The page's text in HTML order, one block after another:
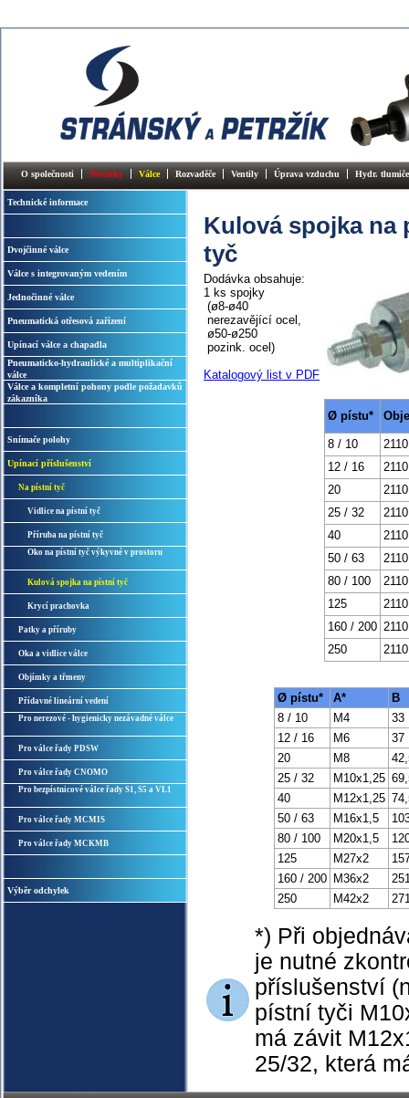
O společnosti Novinky Válce Rozvaděče Ventily Úprava vzduchu Hydr.
Technické informace
Dvojčinné válce
Válce s integrovaným vedením
Jednočinné válce
Pneumatická otřesová zařízení
Upínací válce a chapadla
Pneumaticko-hydraulické a multiplikační
válce
Válce a kompletní pohony podle požadavků
zákazníka
Snímače polohy
Upínací příslušenství
Na pístní tyč
Vidlice na pístní tyč
Příruba na pístní tyč
Oko na pístní tyč výkyvné v prostoru
Kulová spojka na pístní tyč
Krycí prachovka
Patky a příruby
Oka a vidlice válce
Objímky a třmeny
Přídavné lineární vedení
Pro nerezové - hygienicky nezávadné válce
Pro válce řady PDSW
Pro válce řady CNOMO
Pro bezpístnicové válce řady S1, S5 a VL1
Pro válce řady MCMIS
Pro válce řady MCKMB
Výběr odchylek
Kulová spojka na
tyč
Dodávka obsahuje:
1 ks spojky
(ø8-ø40
nerezavějící ocel,
ø50-ø250
pozink. ocel)
Katalogový list v PDF
Ø pístu*
8 / 10
12 / 16
20
25 / 32
40
50 / 63
80 / 100
125
160 / 200
250
Ø pístu* A*
B
8 / 10
M4
33
12 / 16
M6
37
20
M8
25 / 32
M10x1,25
40
M12x1,25
50 / 63
M16x1,5
80 / 100
M20x1,5
125
M27x2
160 / 200 M36x2
250
M42x2
*) Při
je nutné
příslušenství
pístní tyči
má závit
25/32, která